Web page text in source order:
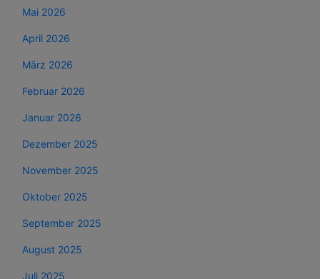
Mai 2026
April 2026
März 2026
Februar 2026
Januar 2026
Dezember 2025
November 2025
Oktober 2025
September 2025
August 2025
Juli 2025